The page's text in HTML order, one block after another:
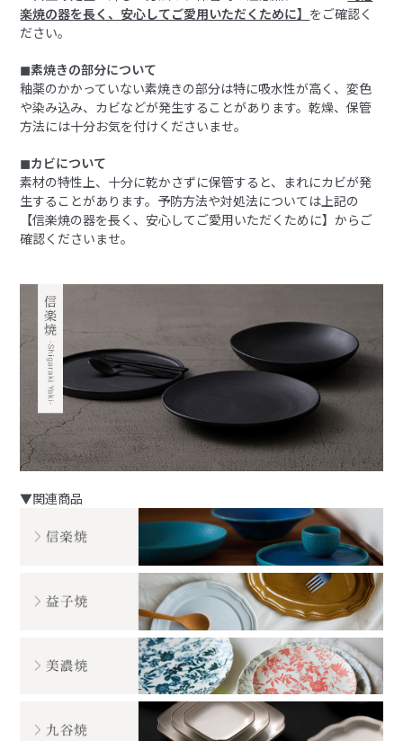
楽焼の器を長く、安心してご愛用いただくために】 をご確認く
ださい。
◼︎素焼きの部分について
釉薬のかかっていない素焼きの部分は特に吸水性が高く、変色
や染み込み、カビなどが発生することがあります。乾燥、保管
方法には十分お気を付けくださいませ。
◼︎カビについて
素材の特性上、十分に乾かさずに保管すると、まれにカビが発
生することがあります。予防方法や対処法については上記の
【信楽焼の器を長く、安心してご愛用いただくために】からご
確認くださいませ。
▼関連商品